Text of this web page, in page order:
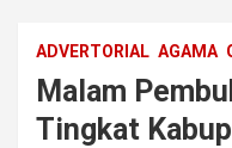
ADVERTORIAL AGAMA
Malam
Tingkat